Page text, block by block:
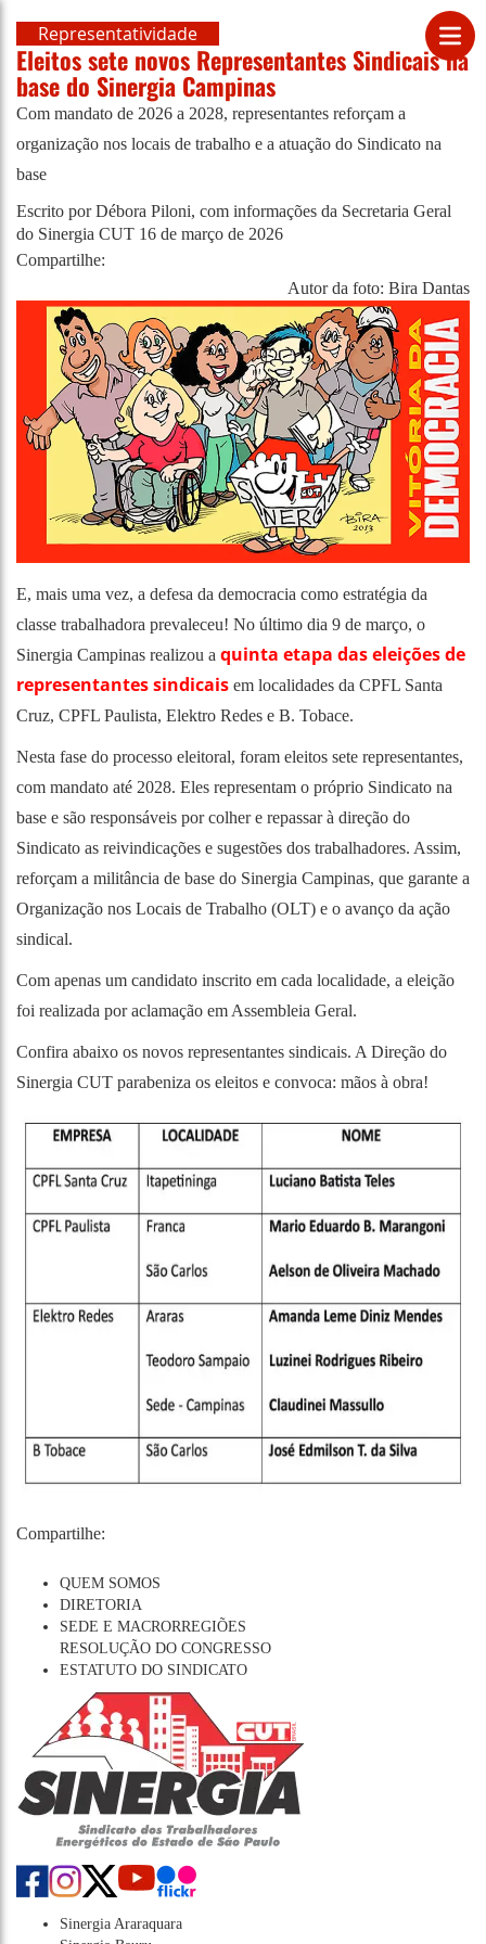
Representatividade
Eleitos sete novos Representantes Sindicais na
base do Sinergia Campinas
Com mandato de 2026 a 2028, representantes reforçam a
organização nos locais de trabalho e a atuação do Sindicato na
base
Escrito por Débora Piloni, com informações da Secretaria Geral
do Sinergia CUT 16 de março de 2026
Compartilhe:
Autor da foto: Bira Dantas
E, mais uma vez, a defesa da democracia como estratégia da
classe trabalhadora prevaleceu! No último dia 9 de março, o
Sinergia Campinas realizou a quinta etapa das eleições de
representantes sindicais em localidades da CPFL Santa
Cruz, CPFL Paulista, Elektro Redes e B. Tobace.
Nesta fase do processo eleitoral, foram eleitos sete representantes,
com mandato até 2028. Eles representam o próprio Sindicato na
base e são responsáveis por colher e repassar à direção do
Sindicato as reivindicações e sugestões dos trabalhadores. Assim,
reforçam a militância de base do Sinergia Campinas, que garante a
Organização nos Locais de Trabalho (OLT) e o avanço da ação
sindical.
Com apenas um candidato inscrito em cada localidade, a eleição
foi realizada por aclamação em Assembleia Geral.
Confira abaixo os novos representantes sindicais. A Direção do
Sinergia CUT parabeniza os eleitos e convoca: mãos à obra!
Compartilhe:
QUEM SOMOS
DIRETORIA
SEDE E MACRORREGIÕES
RESOLUÇÃO DO CONGRESSO
ESTATUTO DO SINDICATO
Sinergia Araraquara